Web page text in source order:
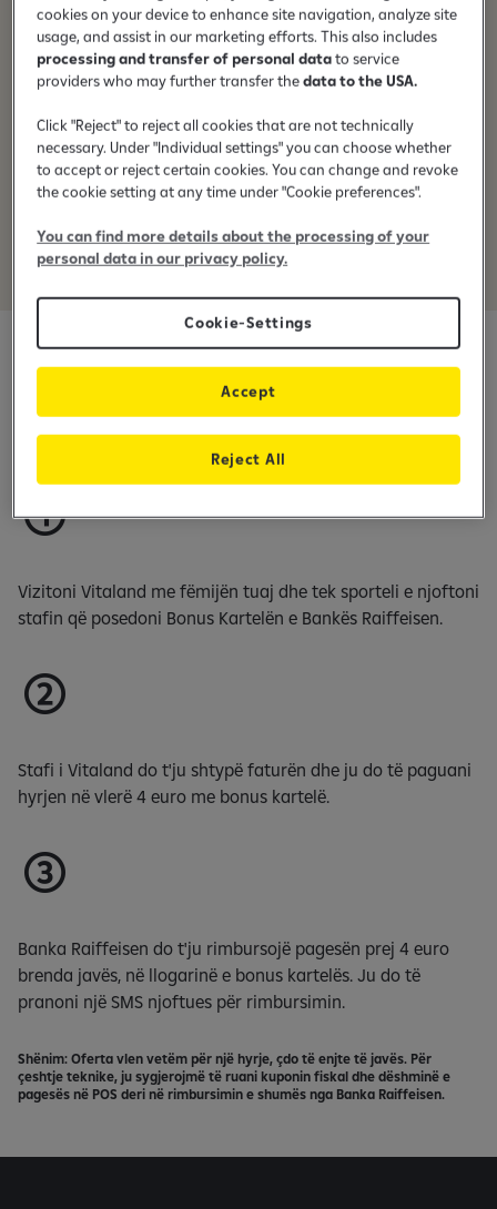
përfitim ekskluziv për pronarët e Bonus Kartelës.
Oferta ekskluzive me partnerët tanë
Bonus kartela ju ofron mundësi të përfitoni nga ofertat
shtesë dhe zbritje për ju.
Si të përfitoni hyrjen FALAS
në Vitaland?
Vizitoni Vitaland me fëmijën tuaj dhe tek sporteli e njoftoni
stafin që posedoni Bonus Kartelën e Bankës Raiffeisen.
Stafi i Vitaland do t'ju shtypë faturën dhe ju do të paguani
hyrjen në vlerë 4 euro me bonus kartelë.
Banka Raiffeisen do t'ju rimbursojë pagesën prej 4 euro
brenda javës, në llogarinë e bonus kartelës. Ju do të
pranoni një SMS njoftues për rimbursimin.
Shënim: Oferta vlen vetëm për një hyrje, çdo të enjte të javës. Për
çeshtje teknike, ju sygjerojmë të ruani kuponin fiskal dhe dëshminë e
pagesës në POS deri në rimbursimin e shumës nga Banka Raiffeisen.
cookies on your device to enhance site navigation, analyze site
usage, and assist in our marketing efforts. This also includes
processing and transfer of personal datato service
providers who may further transfer thedata to the USA.
Click "Reject" to reject all cookies that are not technically
necessary. Under "Individual settings" you can choose whether
to accept or reject certain cookies. You can change and revoke
the cookie setting at any time under "Cookie preferences".
You can find more details about the processing of your
personal data in our privacy policy.
Cookie-Settings
Reject All
Accept